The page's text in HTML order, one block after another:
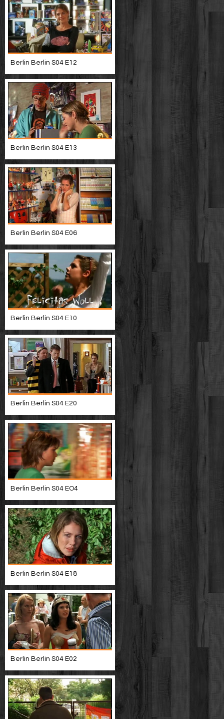
Berlin Berlin S04 E12
Berlin Berlin S04 E13
Berlin Berlin S04 E06
Berlin Berlin S04 E10
Berlin Berlin S04 E20
Berlin Berlin S04 EO4
Berlin Berlin S04 E18
Berlin Berlin S04 E02